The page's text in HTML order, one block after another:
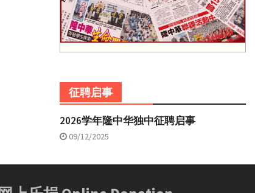
征聘启事
2026学年隆中华独中征聘启事
09/12/2025